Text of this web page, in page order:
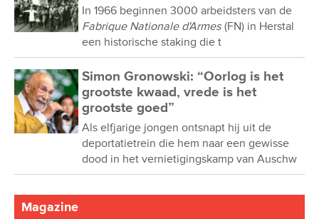
In 1966 beginnen 3000 arbeidsters van de
Fabrique Nationale d'Armes (FN) in Herstal
een historische staking die t
Simon Gronowski: “Oorlog is het
grootste kwaad, vrede is het
grootste goed”
Als elfjarige jongen ontsnapt hij uit de
deportatietrein die hem naar een gewisse
dood in het vernietigingskamp van Auschw
Magazine